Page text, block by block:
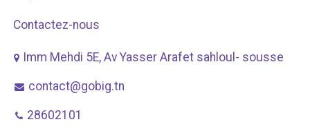
Contactez-nous
Imm Mehdi 5E, Av ​Yasser Arafet sahloul- sousse
contact@gobig.tn
28602101